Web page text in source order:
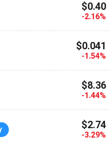
$0.40
-2.16%
$0.041
-1.54%
$8.36
-1.44%
$2.74
-3.29%
vous
le premier à recevoir les
cryptographiques